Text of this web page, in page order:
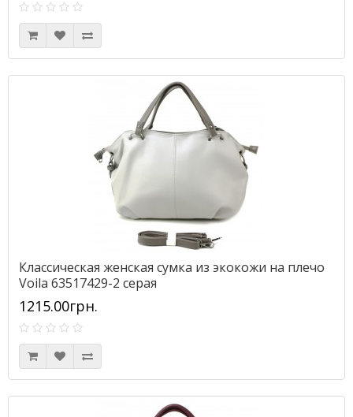
Классическая женская сумка из экокожи на плечо
Voila 63517429-2 серая
1215.00грн.